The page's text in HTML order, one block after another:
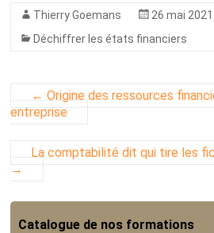
Thierry Goemans
26 mai 2021
Déchiffrer les états financiers
← Origine des ressources
entreprise
La comptabilité dit qui tire les
→
Catalogue de nos formations